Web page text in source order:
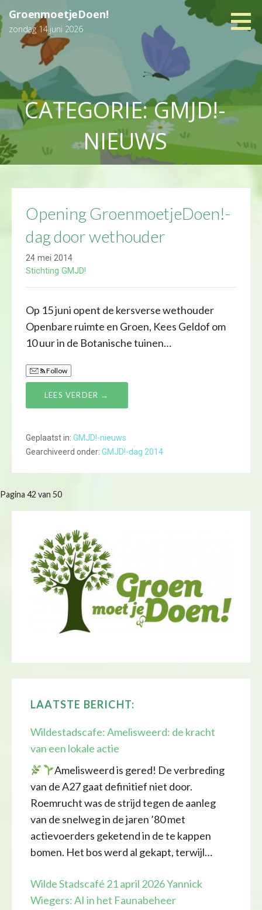
naar
de
inhoud
GroenmoetjeDoen!
zondag 14 juni 2026
CATEGORIE: GMJD!-
NIEUWS
Opening GroenmoetjeDoen!-
dag door wethouder
24 mei 2014
Stichting GMJD!
Op 15 juni opent de kersverse wethouder
Openbare ruimte en Groen, Kees Geldof om
10 uur in de Botanische tuinen…
Follow
LEES VERDER →
Geplaatst in: GMJD!-nieuws
Gearchiveerd onder: GMJD!-dag 2014
Bericht
Pagina 42 van 50
LAATSTE BERICHT:
Wildestadscafe: Amelisweerd: de kracht
van een lokale actie
Amelisweerd is gered! De verbreding
van de A27 gaat definitief niet door.
Roemrucht was de strijd tegen de aanleg
van de snelweg in de jaren ’80 met
actievoerders geketend in de te kappen
bomen. Het bos werd al gekapt, terwijl…
Wilde Stadscafé 21 april 2026 Yannick
Wiegers: AI in het Faunabeheer